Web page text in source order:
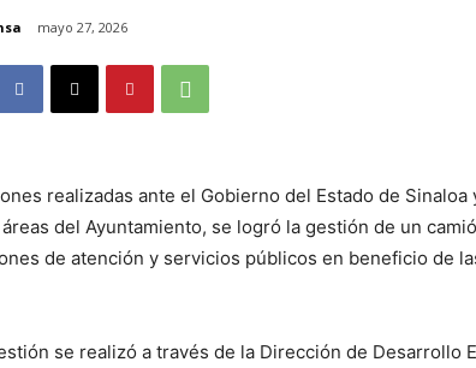
mayo 27, 2026
realizadas ante el Gobierno del Estado de
del Ayuntamiento, se logró la gestión de un
de atención y servicios públicos en beneficio de
se realizó a través de la Dirección de Desarrollo